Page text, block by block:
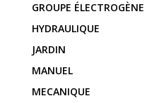
GROUPE ÉLECTROGÈNE
HYDRAULIQUE
JARDIN
MANUEL
MECANIQUE